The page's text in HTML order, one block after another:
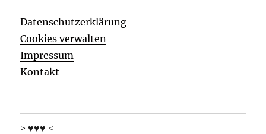
Datenschutzerklärung
Cookies verwalten
Impressum
Kontakt
> ♥♥♥ <